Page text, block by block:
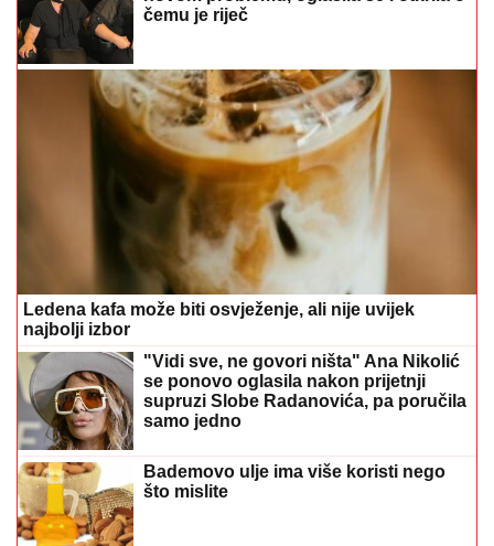
čemu je riječ
Ledena kafa može biti osvježenje, ali nije uvijek
najbolji izbor
"Vidi sve, ne govori ništa" Ana Nikolić
se ponovo oglasila nakon prijetnji
supruzi Slobe Radanovića, pa poručila
samo jedno
Bademovo ulje ima više koristi nego
što mislite